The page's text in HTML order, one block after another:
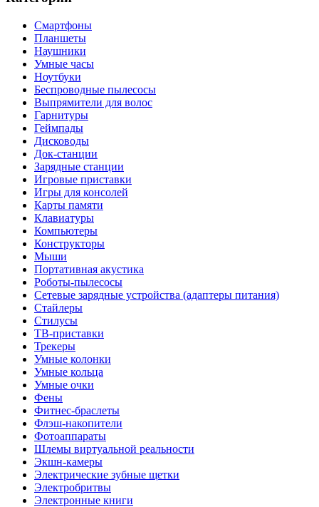
Смартфоны
Планшеты
Наушники
Умные часы
Ноутбуки
Беспроводные пылесосы
Выпрямители для волос
Гарнитуры
Геймпады
Дисководы
Док-станции
Зарядные станции
Игровые приставки
Игры для консолей
Карты памяти
Клавиатуры
Компьютеры
Конструкторы
Мыши
Портативная акустика
Роботы-пылесосы
Сетевые зарядные устройства (адаптеры питания)
Стайлеры
Стилусы
ТВ-приставки
Трекеры
Умные колонки
Умные кольца
Умные очки
Фены
Фитнес-браслеты
Флэш-накопители
Фотоаппараты
Шлемы виртуальной реальности
Экшн-камеры
Электрические зубные щетки
Электробритвы
Электронные книги